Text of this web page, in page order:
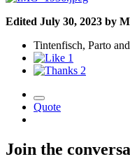
Edited July 30, 2023 by
Tintenfisch, Parto
1
2
Quote
Join the